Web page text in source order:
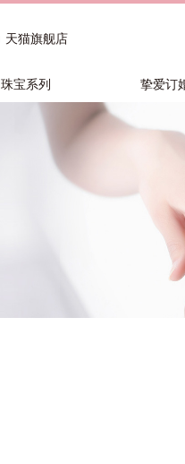
天猫旗舰店
珠宝系列 挚爱订